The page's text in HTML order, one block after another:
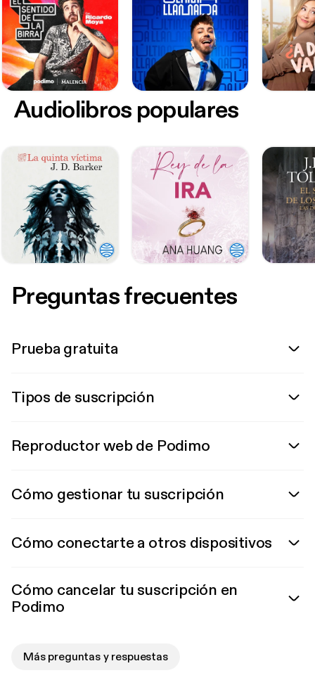
Audiolibros populares
Preguntas frecuentes
Prueba gratuita
Tipos de suscripción
Reproductor web de Podimo
Cómo gestionar tu suscripción
Cómo conectarte a otros dispositivos
Cómo cancelar tu suscripción en
Podimo
Más preguntas y respuestas